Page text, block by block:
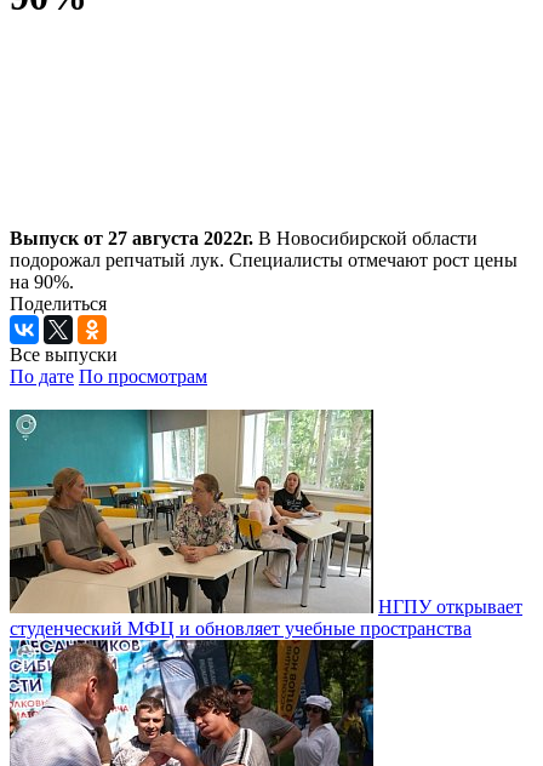
Выпуск от 27 августа 2022г. В Новосибирской области
подорожал репчатый лук. Специалисты отмечают рост цены
на 90%.
Поделиться
Все выпуски
По дате По просмотрам
НГПУ открывает
студенческий МФЦ и обновляет учебные пространства